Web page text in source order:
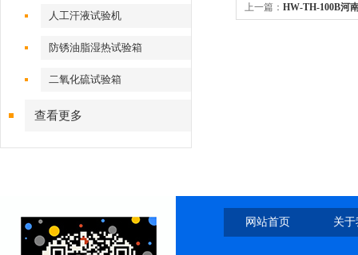
人工汗液试验机
防锈油脂湿热试验箱
二氧化硫试验箱
查看更多
上一篇： HW-TH-100B河
网站首页 关